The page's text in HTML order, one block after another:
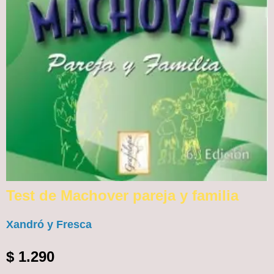
Test de Machover pareja y familia
Xandró y Fresca
$ 1.290